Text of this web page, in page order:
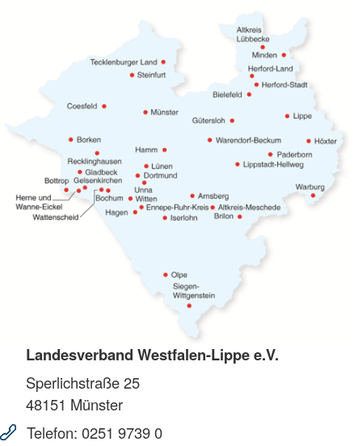
Landesverband Westfalen-Lippe e.V.
Sperlichstraße 25
48151 Münster
Telefon: 0251 9739 0